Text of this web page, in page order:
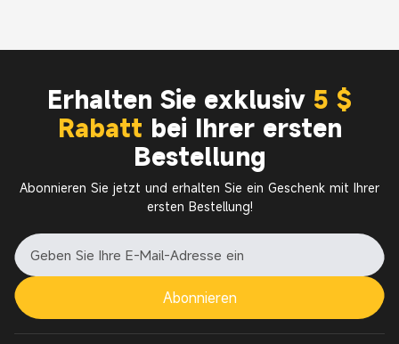
Erhalten Sie exklusiv 5 $
Rabatt bei Ihrer ersten
Bestellung
Abonnieren Sie jetzt und erhalten Sie ein Geschenk mit Ihrer
ersten Bestellung!
Abonnieren